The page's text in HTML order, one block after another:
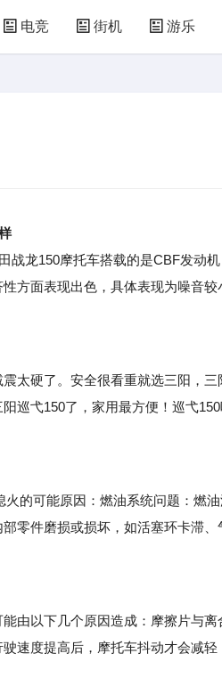
电竞 街机 游乐
龙150摩托车搭载的是CBF发动
方面表现出色，具体表现为噪音较
硬了。安全很看重就选三阳，三
巡弋150了，家用最方便！巡弋
的可能原因：燃油系统问题：燃
零件磨损或损坏，如活塞环卡滞、
以下几个原因造成：摩擦片与离
速度提高后，摩托车抖动才会减